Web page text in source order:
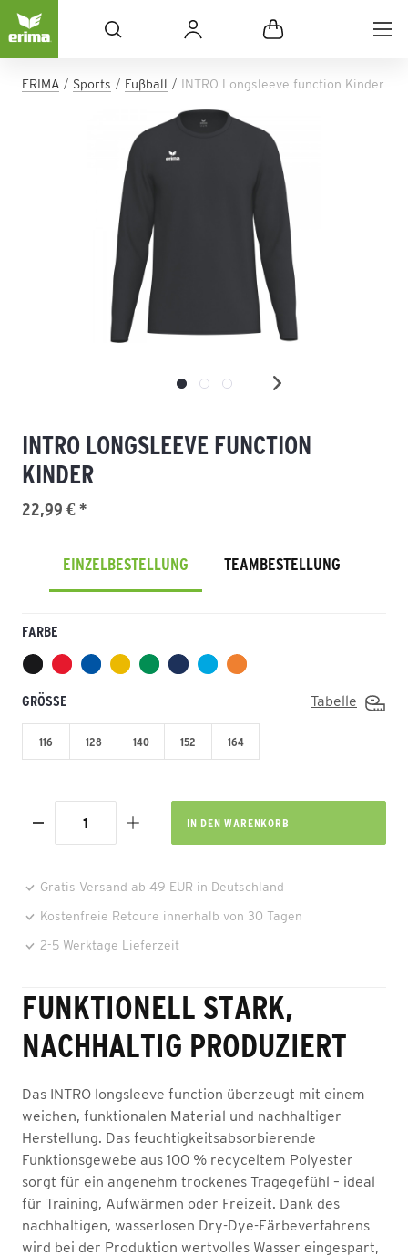
ERIMA Sports Fußball INTRO Longsleeve function Kinder
INTRO LONGSLEEVE FUNCTION
KINDER
22,99 € *
EINZELBESTELLUNG TEAMBESTELLUNG
FARBE
GRÖSSE Tabelle
116 128 140 152 164
IN DEN WARENKORB
Gratis Versand ab 49 EUR in Deutschland
Kostenfreie Retoure innerhalb von 30 Tagen
2-5 Werktage Lieferzeit
FUNKTIONELL STARK,
NACHHALTIG PRODUZIERT
Das INTRO longsleeve function überzeugt mit einem
weichen, funktionalen Material und nachhaltiger
Herstellung. Das feuchtigkeitsabsorbierende
Funktionsgewebe aus 100 % recyceltem Polyester
sorgt für ein angenehm trockenes Tragegefühl – ideal
für Training, Aufwärmen oder Freizeit. Dank des
nachhaltigen, wasserlosen Dry-Dye-Färbeverfahrens
wird bei der Produktion wertvolles Wasser eingespart,